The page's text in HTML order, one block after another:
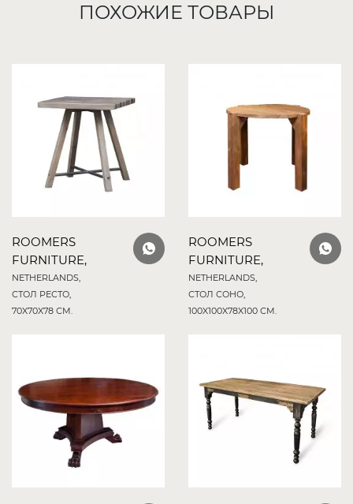
ПОХОЖИЕ ТОВАРЫ
ROOMERS
FURNITURE,
NETHERLANDS,
СТОЛ РЕСТО,
70X70X78 СМ.
ROOMERS
FURNITURE,
NETHERLANDS,
СТОЛ СОНО,
100X100X78X100 СМ.